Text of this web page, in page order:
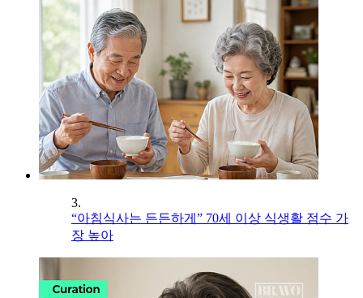
3.
“아침식사는 든든하게” 70세 이상 식생활 점수 가
장 높아